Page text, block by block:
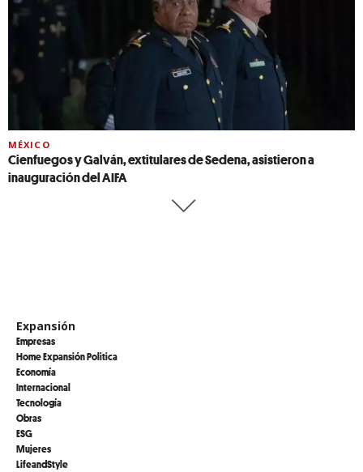
MÉXICO
Cienfuegos y Galván, extitulares de Sedena, asistieron a
inauguración del AIFA
Expansión
Empresas
Home Expansión Politica
Economía
Internacional
Tecnología
Obras
ESG
Mujeres
LifeandStyle